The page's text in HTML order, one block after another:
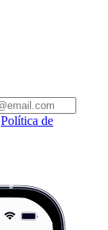
Política de